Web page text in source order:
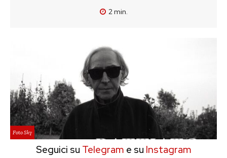
2min.
Foto Sky
Seguici su Telegram e su Instagram